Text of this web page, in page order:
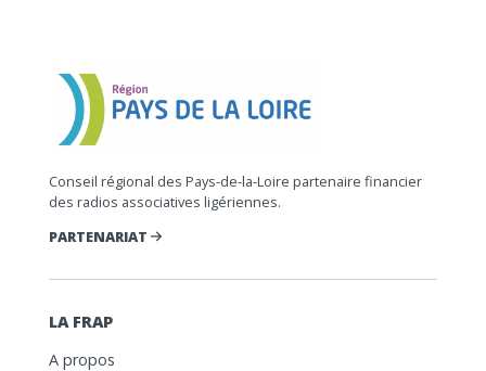
Conseil régional des Pays-de-la-Loire partenaire financier
des radios associatives ligériennes.
PARTENARIAT
LA FRAP
A propos